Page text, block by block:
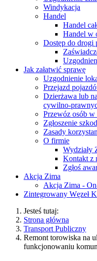
Windykacja
Handel
Handel
Handel w
Dostęp do drogi
Jak załatwić sprawę
Uzgodnienie
Przejazd
Dzierżawa lub
cywilno-
Przewóz osób
Zgłoszenie
Zasady
O firmie
Wydziały
Kontakt z
Zgłoś
Akcja Zima
Akcja Zima -
Zintegrowany Węzeł
Jesteś tutaj:
Strona główna
Transport Publiczny
Remont torowiska na
funkcjonowaniu